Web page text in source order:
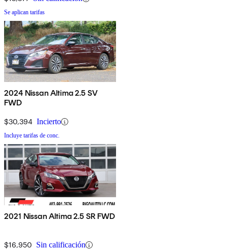
Se aplican tarifas
2024 Nissan Altima 2.5 SV
FWD
$30,394 Incierto
Incluye tarifas de conc.
2021 Nissan Altima 2.5 SR FWD
$16,950 Sin calificación